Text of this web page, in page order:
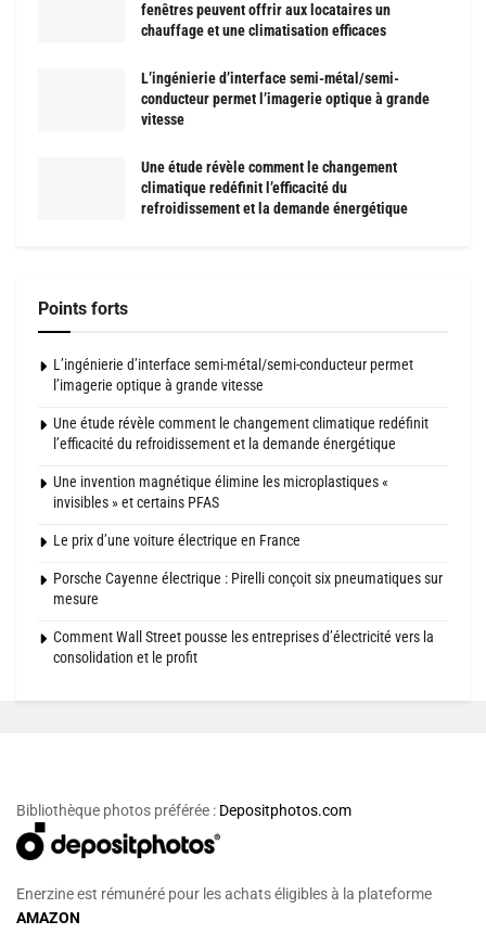
fenêtres peuvent offrir aux locataires un
chauffage et une climatisation efficaces
L’ingénierie d’interface semi-métal/semi-
conducteur permet l’imagerie optique à grande
vitesse
Une étude révèle comment le changement
climatique redéfinit l’efficacité du
refroidissement et la demande énergétique
Points forts
L’ingénierie d’interface semi-métal/semi-conducteur permet
l’imagerie optique à grande vitesse
Une étude révèle comment le changement climatique redéfinit
l’efficacité du refroidissement et la demande énergétique
Une invention magnétique élimine les microplastiques «
invisibles » et certains PFAS
Le prix d’une voiture électrique en France
Porsche Cayenne électrique : Pirelli conçoit six pneumatiques sur
mesure
Comment Wall Street pousse les entreprises d’électricité vers la
consolidation et le profit
Bibliothèque photos préférée : Depositphotos.com
Enerzine est rémunéré pour les achats éligibles à la plateforme
AMAZON